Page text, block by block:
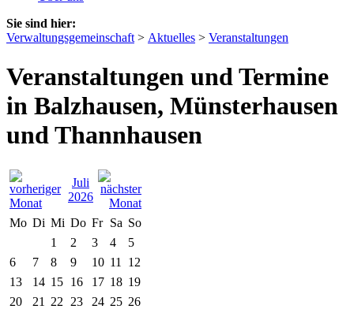
Sie sind hier:
Verwaltungsgemeinschaft > Aktuelles > Veranstaltungen
Veranstaltungen und Termine
in Balzhausen, Münsterhausen
und Thannhausen
Juli
2026
Mo Di Mi Do Fr Sa So
1
2 3 4
5
6
7 8 9 10 11
12
13
14 15 16 17 18 19
20
21 22 23 24 25 26